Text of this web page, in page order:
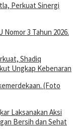
Perkuat Sinergi
Shadiq
Ungkap Kebenaran
Laksanakan Aksi
Bersih dan Sehat